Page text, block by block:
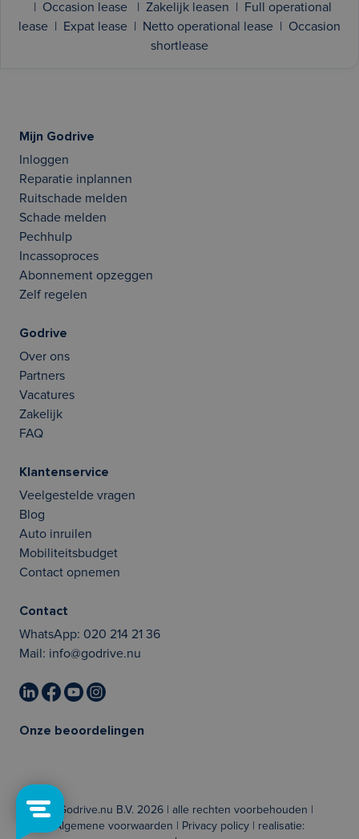
Occasion lease Zakelijk leasen
Full operational
lease
Expat lease Netto operational lease
Occasion
shortlease
Mijn Godrive
Inloggen
Reparatie inplannen
Ruitschade melden
Schade melden
Pechhulp
Incassoproces
Abonnement opzeggen
Zelf regelen
Godrive
Over ons
Partners
Vacatures
Zakelijk
FAQ
Klantenservice
Veelgestelde vragen
Blog
Auto inruilen
Mobiliteitsbudget
Contact opnemen
Contact
WhatsApp: 020 214 21 36
Mail: info@godrive.nu
Onze beoordelingen
© Godrive.nu B.V. 2026 | alle rechten voorbehouden |
Algemene voorwaarden
Privacy policy | realisatie: